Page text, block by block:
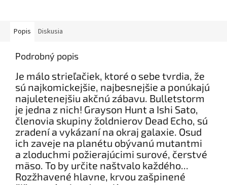
Popis Diskusia
Podrobný popis
Je málo strieľačiek, ktoré o sebe tvrdia, že
sú najkomickejšie, najbesnejšie a ponúkajú
najuletenejšiu akčnú zábavu. Bulletstorm
je jedna z nich! Grayson Hunt a Ishi Sato,
členovia skupiny žoldnierov Dead Echo, sú
zradení a vykázaní na okraj galaxie. Osud
ich zaveje na planétu obývanú mutantmi
a zloduchmi požierajúcimi surové, čerstvé
mäso. To by určite naštvalo každého...
Rozžhavené hlavne, krvou zašpinené